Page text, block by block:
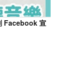
Facebook 宣